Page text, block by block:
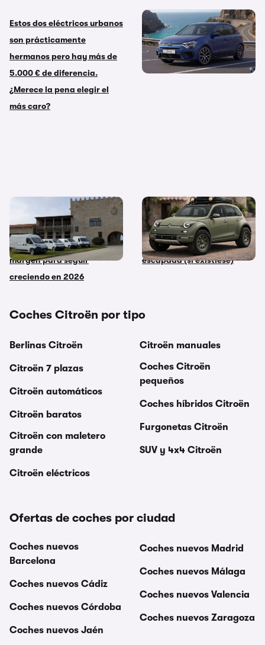
Estos dos eléctricos urbanos
son prácticamente
hermanos pero hay más de
5.000 € de diferencia.
¿Merece la pena elegir el
más caro?
Citroën Saxo ë-VTS: el
regreso del “matagigantes”
en formato eléctrico
Stellantis Pro One domina el
mercado de vehículos
comerciales en España y ve
margen para seguir
creciendo en 2026
Citroën 2CV Electric
Sahara: el clásico eléctrico
con el que te irías de
escapada (si existiese)
Coches Citroën por tipo
Berlinas Citroën
Citroën 7 plazas
Citroën automáticos
Citroën baratos
Citroën con maletero
grande
Citroën eléctricos
Citroën manuales
Coches Citroën
pequeños
Coches híbridos Citroën
Furgonetas Citroën
SUV y 4x4 Citroën
Ofertas de coches por ciudad
Coches nuevos
Barcelona
Coches nuevos Cádiz
Coches nuevos Córdoba
Coches nuevos Jaén
Coches nuevos Madrid
Coches nuevos Málaga
Coches nuevos Valencia
Coches nuevos Zaragoza